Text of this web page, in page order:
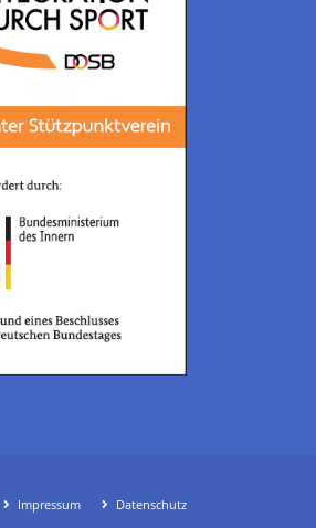
Impressum Datenschutz